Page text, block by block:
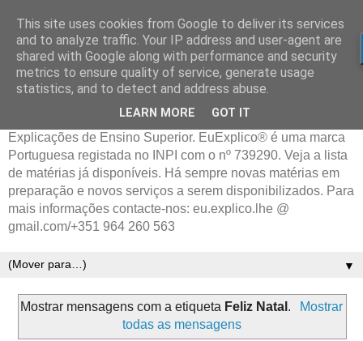
Explicações de Ensino Superior. EuExplico® é uma marca
Portuguesa registada no INPI com o nº 739290. Veja a lista
de matérias já disponíveis. Há sempre novas matérias em
preparação e novos serviços a serem disponibilizados. Para
mais informações contacte-nos: eu.explico.lhe @
gmail.com/+351 964 260 563
▼
Mostrar mensagens com a etiqueta Feliz Natal .
Mostrar
todas as mensagens
This site uses cookies from Google to deliver its services
and to analyze traffic. Your IP address and user-agent are
shared with Google along with performance and security
metrics to ensure quality of service, generate usage
statistics, and to detect and address abuse.
LEARN MORE GOT IT